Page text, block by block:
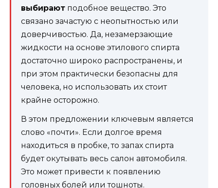
выбирают подобное вещество. Это
связано зачастую с неопытностью или
доверчивостью. Да, незамерзающие
жидкости на основе этилового спирта
достаточно широко распространены, и
при этом практически безопасны для
человека, но использовать их стоит
крайне осторожно.
В этом предложении ключевым является
слово «почти». Если долгое время
находиться в пробке, то запах спирта
будет окутывать весь салон автомобиля.
Это может привести к появлению
головных болей или тошноты.